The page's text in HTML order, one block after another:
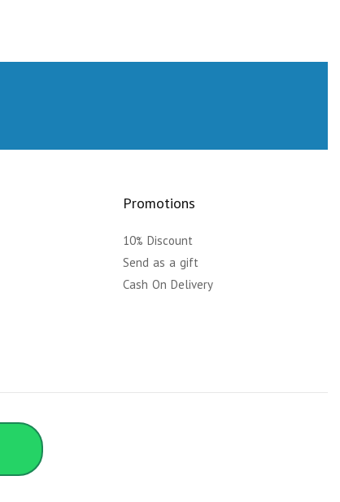
Promotions
10% Discount
Send as a gift
Cash On Delivery